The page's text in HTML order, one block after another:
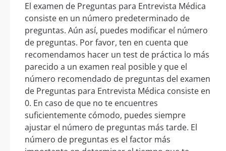
El examen de Preguntas para Entrevista Médica
consiste en un número predeterminado de
preguntas. Aún así, puedes modificar el número
de preguntas. Por favor, ten en cuenta que
recomendamos hacer un test de práctica lo más
parecido a un examen real posible y que el
número recomendado de preguntas del examen
de Preguntas para Entrevista Médica consiste en
0. En caso de que no te encuentres
suficientemente cómodo, puedes siempre
ajustar el número de preguntas más tarde. El
número de preguntas es el factor más